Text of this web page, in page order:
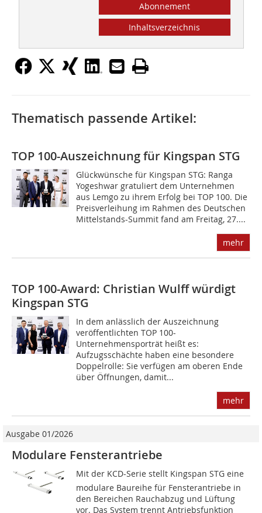
Abonnement
Inhaltsverzeichnis
Thematisch passende Artikel:
TOP 100-Auszeichnung für Kingspan STG
Glückwünsche für Kingspan STG: Ranga
Yogeshwar gratuliert dem Unternehmen
aus Lemgo zu ihrem Erfolg bei TOP 100. Die
Preisverleihung im Rahmen des Deutschen
Mittelstands-Summit fand am Freitag, 27....
mehr
TOP 100-Award: Christian Wulff würdigt
Kingspan STG
In dem anlässlich der Auszeichnung
veröffentlichten TOP 100-
Unternehmensporträt heißt es:
Aufzugsschächte haben eine besondere
Doppelrolle: Sie verfügen am oberen Ende
über Öffnungen, damit...
mehr
Ausgabe 01/2026
Modulare Fensterantriebe
Mit der KCD-Serie stellt Kingspan STG eine
modulare Baureihe für Fensterantriebe in
den Bereichen Rauchabzug und Lüftung
vor. Das System trennt Antriebsfunktion